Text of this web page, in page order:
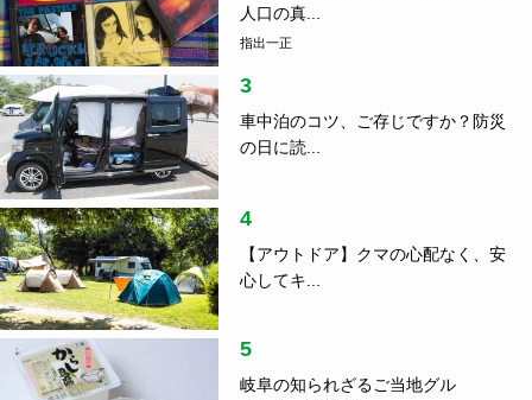
人口の真...
指出一正
3
車中泊のコツ、ご存じですか？防災
の日に読...
4
【アウトドア】クマの心配なく、安
心してキ...
5
岐阜の知られざるご当地グル